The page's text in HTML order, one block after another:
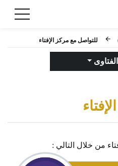
للتواصل مع مركز الإفتاء
من خلال التالي :